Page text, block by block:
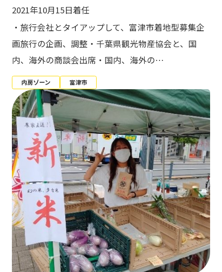
2021年10月15日着任
・旅行会社とタイアップして、富津市着地型募集企
画旅行の企画、調整・千葉県観光物産協会と、国
内、海外の商談会出席・国内、海外の…
内房ゾーン 富津市